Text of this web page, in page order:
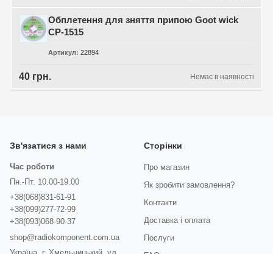
Обплетення для зняття припою Goot wick
CP-1515
Артикул 22894
40 грн. Немає в наявності
Зв'язатися з нами
Час роботи
Пн.-Пт. 10.00-19.00
+38(068)831-61-91
+38(099)277-72-99
+38(093)068-90-37
shop@radiokomponent.com.ua
Сторінки
Про магазин
Як зробити замовлення?
Контакти
Доставка і оплата
Послуги